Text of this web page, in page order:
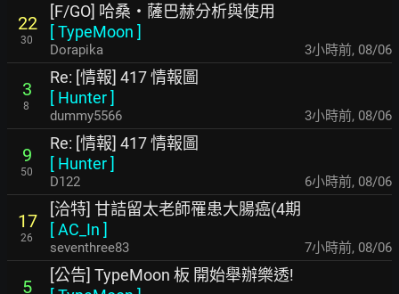
22
30
[F/GO] 哈桑・薩巴赫分析與使用
[TypeMoon ]
Dorapika 3小時前, 08/06
3
8
Re: [情報] 417 情報圖
[ Hunter]
dummy5566 3小時前, 08/06
9
50
Re: [情報] 417 情報圖
[ Hunter]
D122 6小時前, 08/06
17
26
[洽特] 甘詰留太老師罹患大腸癌(4期
[AC_In ]
seventhree83 7小時前, 08/06
5
[公告] TypeMoon 板 開始舉辦樂透!